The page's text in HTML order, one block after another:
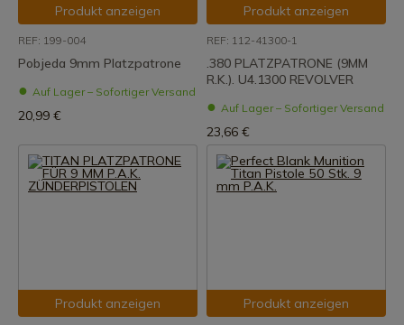
Produkt anzeigen
REF: 199-004
Pobjeda 9mm Platzpatrone
Auf Lager – Sofortiger Versand
20,99 €
Produkt anzeigen
REF: 112-41300-1
.380 PLATZPATRONE (9MM
R.K.). U4.1300 REVOLVER
Auf Lager – Sofortiger Versand
23,66 €
Produkt anzeigen Produkt anzeigen